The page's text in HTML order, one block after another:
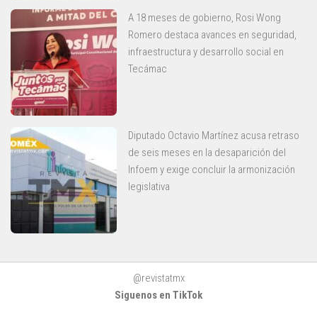
A 18 meses de gobierno, Rosi Wong
Romero destaca avances en seguridad,
infraestructura y desarrollo social en
Tecámac
Diputado Octavio Martínez acusa retraso
de seis meses en la desaparición del
Infoem y exige concluir la armonización
legislativa
@revistatmx
Siguenos en TikTok